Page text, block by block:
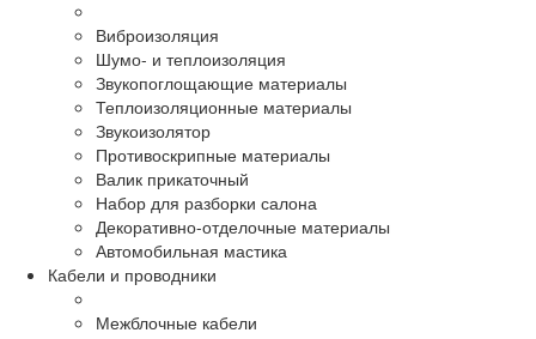
Виброизоляция
Шумо- и теплоизоляция
Звукопоглощающие материалы
Теплоизоляционные материалы
Звукоизолятор
Противоскрипные материалы
Валик прикаточный
Набор для разборки салона
Декоративно-отделочные материалы
Автомобильная мастика
Кабели и проводники
Межблочные кабели